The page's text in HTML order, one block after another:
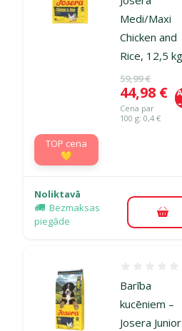
Medi/Maxi
Chicken and
Rice, 12,5
Oriģinālā
59,99 €
Cena
44,98 €
Cena par
100 g: 0,4 €
TOP cena
💛
Noliktavā
Bezmaksas
piegāde
Barība
kucēniem –
Josera Junior